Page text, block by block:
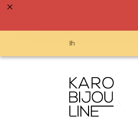
Przejdź
do
nawigacji
Przejdź
do
treści